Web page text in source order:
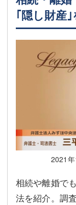
｢隠し財産
2021
相続や離婚で
法を紹介。調